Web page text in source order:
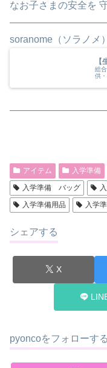
なお子さまの安全を
soranome（ソラノメ）
総
供
アイテム 入学準備
入学準備 バッグ
入学準備用品
入学
シェアする
X
pyoncoをフォローする